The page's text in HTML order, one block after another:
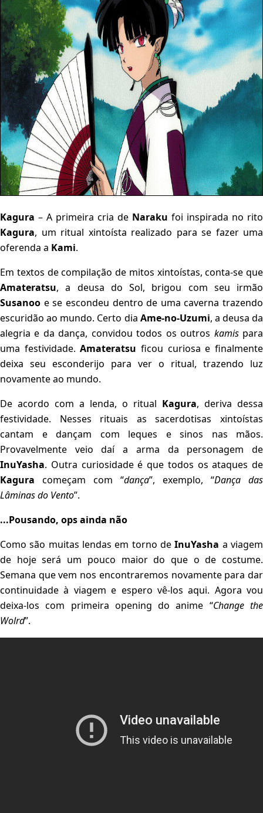
Kagura – A primeira cria de Naraku foi inspirada no rito
Kagura, um ritual xintoísta realizado para se fazer uma
oferenda a Kami.
Em textos de compilação de mitos xintoístas, conta-se que
Amateratsu, a deusa do Sol, brigou com seu irmão
Susanoo e se escondeu dentro de uma caverna trazendo
escuridão ao mundo. Certo dia Ame-no-Uzumi, a deusa da
alegria e da dança, convidou todos os outros kamispara
uma festividade.Amateratsu ficou curiosa e finalmente
deixa seu esconderijo para ver o ritual, trazendo luz
novamente ao mundo.
De acordo com a lenda, o ritual Kagura, deriva dessa
festividade. Nesses rituais as sacerdotisas xintoístas
cantam e dançam com leques e sinos nas mãos.
Provavelmente veio daí a arma da personagem de
InuYasha. Outra curiosidade é que todos os ataques de
Kagura começam com “dança”, exemplo, “Dança das
Lâminas do Vento”.
...Pousando, ops ainda não
Como são muitas lendas em torno deInuYasha a viagem
de hoje será um pouco maior do que o de costume.
Semana que vem nos encontraremos novamente para dar
continuidade à viagem e espero vê-los aqui. Agora vou
deixa-los com primeira opening do anime “Change the
Wolrd”.